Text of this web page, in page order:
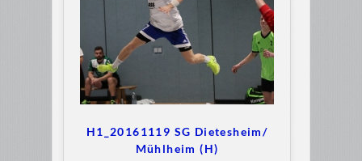
H1_20161119 SG Dietesheim/
Mühlheim (H)